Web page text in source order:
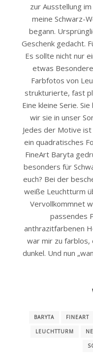
zur Ausstellung
meine Schwarz-
begann.
Geschenk gedacht.
Es sollte nicht nur
etwas
Farbfotos von
strukturierte, fast
Eine kleine Serie.
wir sie in unser
Jedes der Motive ist
ein quadratisches
FineArt Baryta
besonders für
euch? Bei der
weiße Leuchtturm
Vervollkommnet
passendes
anthrazitfarbenen
war mir zu farblos,
dunkel. Und nun
BARYTA FINEART
LEUCHTTURM